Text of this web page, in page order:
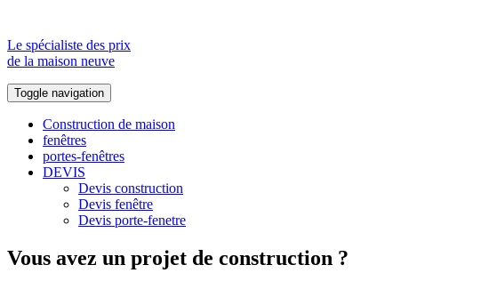
Le spécialiste des prix
de la maison neuve
Toggle navigation
Construction de maison
fenêtres
portes-fenêtres
DEVIS
Devis construction
Devis fenêtre
Devis porte-fenetre
Vous avez un projet de construction ?